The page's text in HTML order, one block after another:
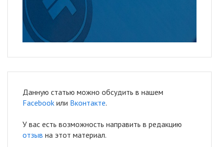
Данную статью можно обсудить в нашем
Facebook или Вконтакте.
У вас есть возможность направить в редакцию
отзыв на этот материал.